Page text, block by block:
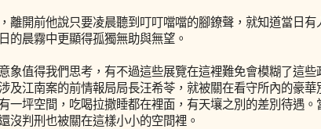
離開前他說只要凌晨聽到叮叮噹噹的腳鐐聲，就知道當日
的晨霧中更顯得孤獨無助與無望。
象值得我們思考，有不過這些展覽在這裡難免會模糊了這
及江南案的前情報局局長汪希苓，就被關在看守所內的豪
一坪空間，吃喝拉撒睡都在裡面，有天壤之別的差別待遇。
沒判刑也被關在這樣小小的空間裡。